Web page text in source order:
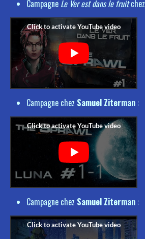
Campagne Le Ver est dans le fruitchez
Campagne chez Samuel Ziterman :
Campagne chez Samuel Ziterman :